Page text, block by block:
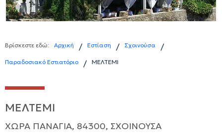
Βρίσκεστε εδώ: Αρχική / Εστίαση / Σχοινούσα /
Παραδοσιακό Εστιατόριο / ΜΕΛΤΕΜΙ
ΜΕΛΤΕΜΙ
ΧΩΡΑ ΠΑΝΑΓΙΑ, 84300, ΣΧΟΙΝΟΥΣΑ